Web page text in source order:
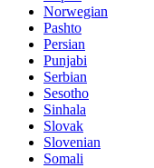
Norwegian
Pashto
Persian
Punjabi
Serbian
Sesotho
Sinhala
Slovak
Slovenian
Somali